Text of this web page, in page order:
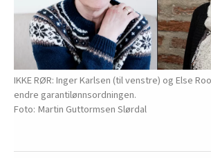
IKKE RØR: Inger Karlsen (til venstre) og Else
endre garantilønnsordningen.
Martin Guttormsen Slørdal